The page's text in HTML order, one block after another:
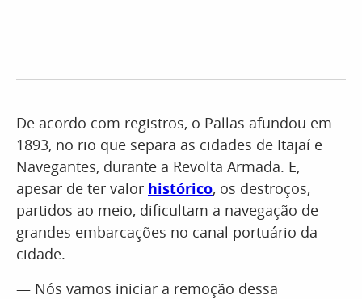
De acordo com registros, o Pallas afundou em
1893, no rio que separa as cidades de Itajaí e
Navegantes, durante a Revolta Armada. E,
apesar de ter valor histórico, os destroços,
partidos ao meio, dificultam a navegação de
grandes embarcações no canal portuário da
cidade.
— Nós vamos iniciar a remoção dessa